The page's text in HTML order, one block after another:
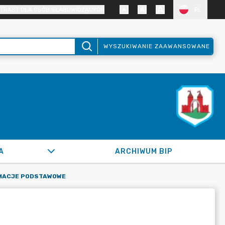
WYSZUKIWANIE ZAAWANSOWANE
ARCHIWUM BIP
PODSTAWOWE